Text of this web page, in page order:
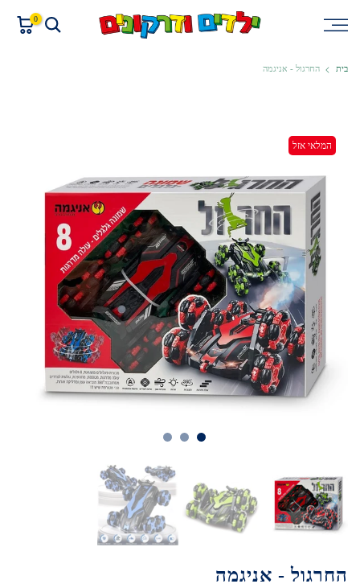
דלגו
0
בית החרגול - אניגמה
המלאי אזל
החרגול - אניגמה